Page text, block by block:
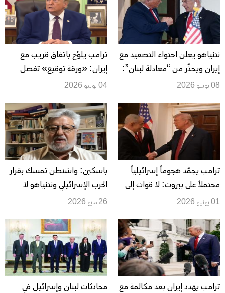
نتنياهو يعلن احتواء التصعيد مع
إيران ويحذّر من “معادلة لبنان”:
وقف نار هش تحت ضغط أميركي
08 يونيو 2026
ترامب يلوّح باتفاق قريب مع
إيران: «ورقة توقيع» تفصل
النووي عن هرمز ولبنان وسط
04 يونيو 2026
ترامب يجمّد هجوماً إسرائيلياً
محتملاً على بيروت: لا قوات إلى
العاصمة اللبنانية وحزب الله وافق
01 يونيو 2026
باسكين: واشنطن تمسك بقرار
الحرب الإسرائيلي ونتنياهو لا
يملك هامشاً مستقلاً للتصعيد
26 مايو 2026
ترامب يهدد إيران بعد مكالمة مع
محادثات لبنان وإسرائيل في